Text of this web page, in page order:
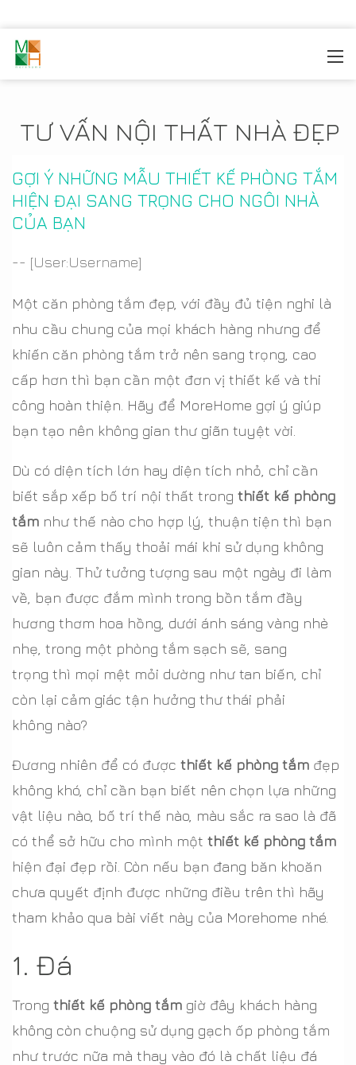
TƯ VẤN NỘI THẤT NHÀ ĐẸP
GỢI Ý NHỮNG MẪU THIẾT KẾ PHÒNG TẮM
HIỆN ĐẠI SANG TRỌNG CHO NGÔI NHÀ
CỦA BẠN
-- [User:Username]
Một căn phòng tắm đẹp, với đầy đủ tiện nghi là
nhu cầu chung của mọi khách hàng nhưng để
khiến căn phòng tắm trở nên sang trọng, cao
cấp hơn thì bạn cần một đơn vị thiết kế và thi
công hoàn thiện. Hãy để MoreHome gợi ý giúp
bạn tạo nên không gian thư giãn tuyệt vời.
Dù có diện tích lớn hay diện tích nhỏ, chỉ cần
biết sắp xếp bố trí nội thất trong thiết kế phòng
tắm như thế nào cho hợp lý, thuận tiện thì bạn
sẽ luôn cảm thấy thoải mái khi sử dụng không
gian này. Thử tưởng tượng sau một ngày đi làm
về, bạn được đắm mình trong bồn tắm đầy
hương thơm hoa hồng, dưới ánh sáng vàng nhè
nhẹ, trong một phòng tắm sạch sẽ, sang
trọng thì mọi mệt mỏi dường như tan biến, chỉ
còn lại cảm giác tận hưởng thư thái phải
không nào?
Đương nhiên để có được thiết kế phòng tắm đẹp
không khó, chỉ cần bạn biết nên chọn lựa những
vật liệu nào, bố trí thế nào, màu sắc ra sao là đã
có thể sở hữu cho mình một thiết kế phòng tắm
hiện đại đẹp rồi. Còn nếu bạn đang băn khoăn
chưa quyết định được những điều trên thì hãy
tham khảo qua bài viết này của Morehome nhé.
1. Đá
Trong thiết kế phòng tắm giờ đây khách hàng
không còn chuộng sử dụng gạch ốp phòng tắm
như trước nữa mà thay vào đó là chất liệu đá